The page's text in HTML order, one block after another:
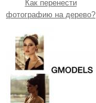
Как перенести
фотографию на дерево?